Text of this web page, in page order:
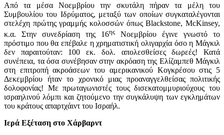
Από τα μέσα Νοεμβρίου την σκυτάλη πήραν τα μέλη του
Συμβουλίου του Ιδρύματος, μεταξύ των οποίων συγκαταλέγονται
στελέχη πρώτης γραμμής κολοσσών όπως Blackstone, McKinsey,
κ.α. Στην συνεδρίαση της 16ης Νοεμβρίου έγινε γνωστό το
πρόστιμο που θα επέβαλε η χρηματιστική ολιγαρχία όσο η Μάγκιλ
δεν παραιτούταν: 100 εκ. δολ. απολεσθείσες δωρεές! Κατά
συνέπεια, τα όσα συνέβησαν στην ακρόαση της Ελίζαμπεθ Μάγκιλ
στη επιτροπή ακροάσεων του αμερικανικού Κογκρέσου στις 5
Δεκεμβρίου ήταν το χρονικό μιας προαναγγελθείσας πολιτικής
δολοφονίας! Με πρωταγωνιστές τους δισεκατομμυριούχους του
ισραηλινού λόμπι και ζητούμενο την συγκάλυψη των εγκλημάτων
του κράτους απαρτχάιντ του Ισραήλ.
Ιερά Εξέταση στο Χάρβαρντ